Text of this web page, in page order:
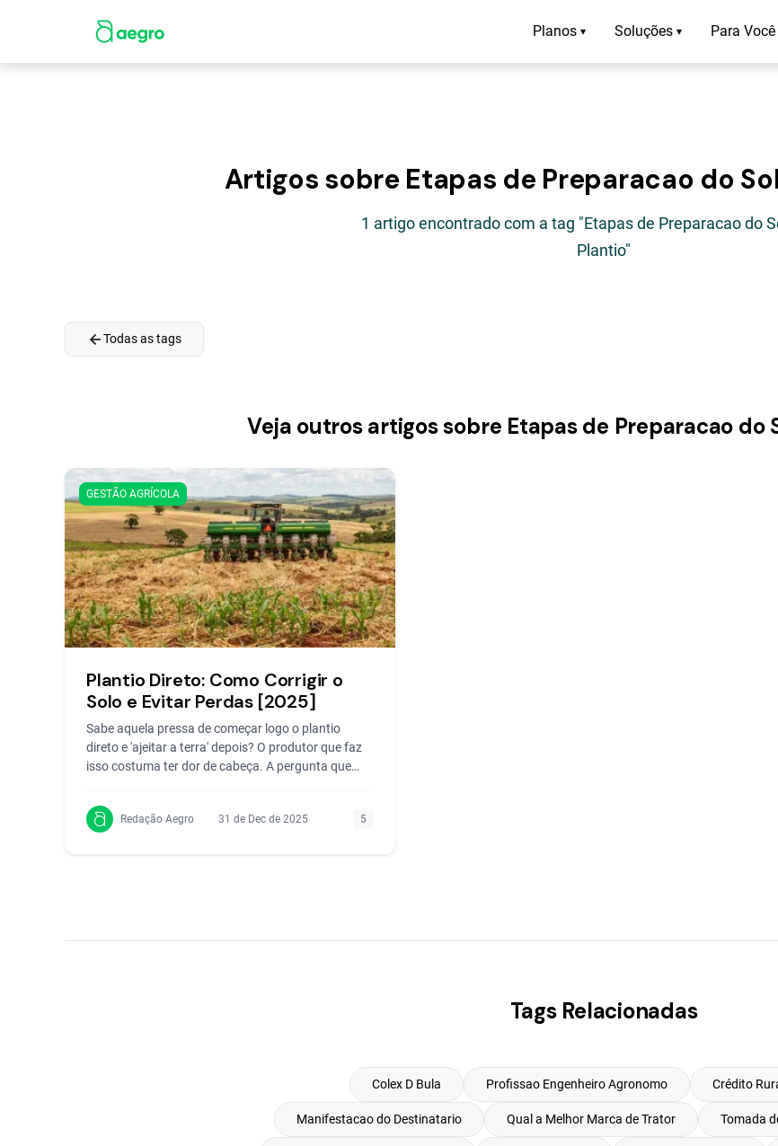
Planos ▾ Soluções ▾ Para Você
Artigos sobre Etapas de Preparacao do
1 artigo encontrado com a tag "Etapas de Preparacao do
Plantio"
arrow_backTodas as tags
Veja outros artigos sobre Etapas de Preparacao do
GESTÃO AGRÍCOLA
Plantio Direto: Como Corrigir o
Solo e Evitar Perdas [2025]
Sabe aquela pressa de começar logo o plantio
direto e 'ajeitar a terra' depois? O produtor que faz
isso costuma ter dor de cabeça. A pergunta que
Redação Aegro 31 de Dec de 2025 5
Tags Relacionadas
Colex D Bula Profissao Engenheiro Agronomo Crédito
Manifestacao do Destinatario Qual a Melhor Marca de Trator Tomada